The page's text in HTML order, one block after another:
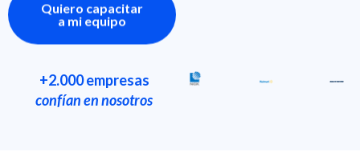
Quiero capacitar
a mi equipo
+2.000 empresas
confían en nosotros